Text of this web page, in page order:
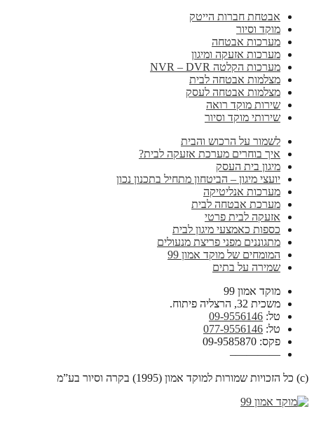
אבטחת חברות הייטק
מוקד וסיור
מערכות אבטחה
מערכות אזעקה ומיגון
מערכות הקלטה NVR – DVR
מצלמות אבטחה לבית
מצלמות אבטחה לעסק
שירות מוקד רואה
שירותי מוקד וסיור
לשמור על הרכוש והבית
איך בוחרים מערכת אזעקה לבית?
מיגון בית העסק
יועצי מיגון – הביטחון מתחיל בתכנון נכון
מערכות אנליטיקה
מערכת אבטחה לבית
אזעקה לבית פרטי
כספות כאמצעי מיגון לבית
מתגוננים מפני פריצת מנעולים
המומחים של מוקד אמון 99
שמירה על בתים
מוקד אמון 99
משכית 32, הרצליה פיתוח.
טל: 09-9556146
טל: 077-9556146
פקס: 09-9585870
————–
(c) כל הזכויות שמורות למוקד אמון (1995) בקרה וסיור בע”מ